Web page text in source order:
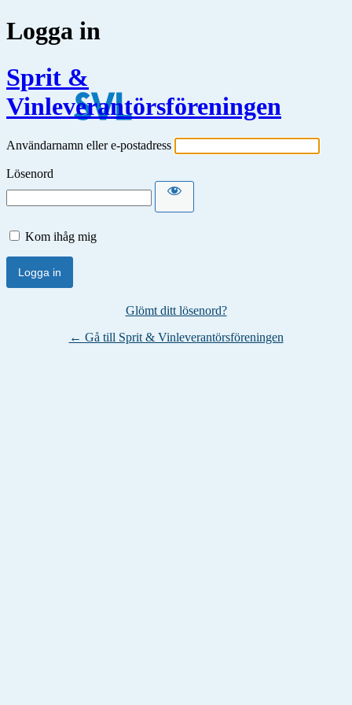
Logga in
Sprit &
Vinleverantörsföreningen
Användarnamn eller e-postadress
Lösenord
Kom ihåg mig
Glömt ditt lösenord?
← Gå till Sprit & Vinleverantörsföreningen